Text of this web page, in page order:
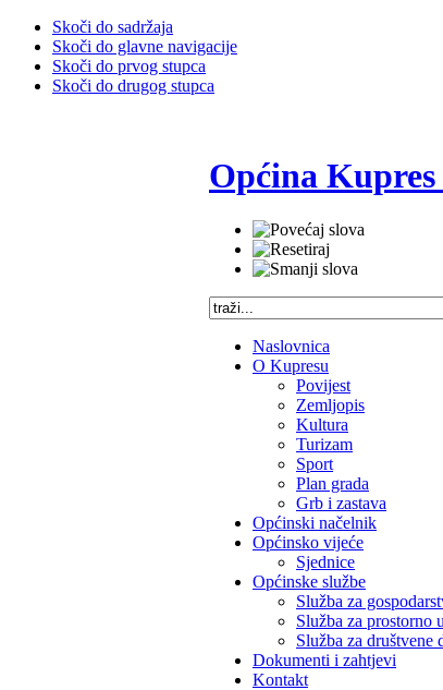
Skoči do sadržaja
Skoči do glavne navigacije
Skoči do prvog stupca
Skoči do drugog stupca
Općina Kupres
Naslovnica
O Kupresu
Povijest
Zemljopis
Kultura
Turizam
Sport
Plan grada
Grb i zastava
Općinski načelnik
Općinsko vijeće
Sjednice
Općinske službe
Služba za
Služba za prostorno
Služba za
Dokumenti i zahtjevi
Kontakt